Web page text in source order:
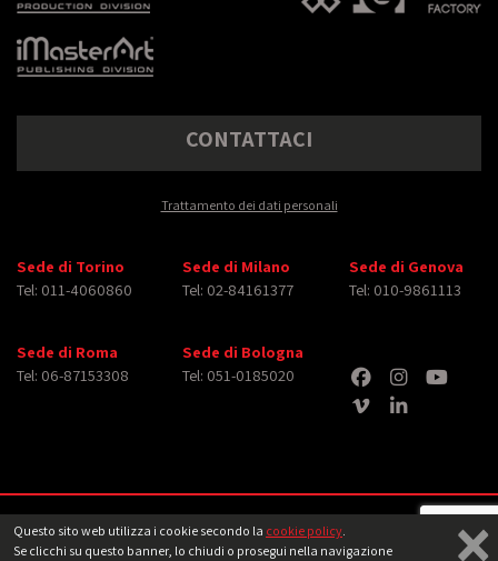
Questo sito web utilizza i cookie secondo la cookie policy.
Se clicchi su questo banner, lo chiudi o prosegui nella navigazione
CONTATTACI
Trattamento dei dati personali
Sede di Torino
Tel: 011-4060860
Sede di Milano
Tel: 02-84161377
Sede di Genova
Tel: 010-9861113
Sede di Roma
Tel: 06-87153308
Sede di Bologna
Tel: 051-0185020
Copyright © 2026 iMasterArt S.r.l. ‐ All rights reserved. Tutti i diritti relativi ad
immagini e video pubblicati sono dei rispettiviaventi diritto Note legali